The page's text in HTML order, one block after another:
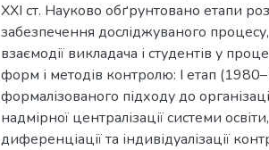
ХХІ ст. Науково обґрунтовано етапи
забезпечення досліджуваного
взаємодії викладача і студентів у
форм і методів контролю: І етап
формалізованого підходу до
надмірної централізації системи
диференціації та індивідуалізації